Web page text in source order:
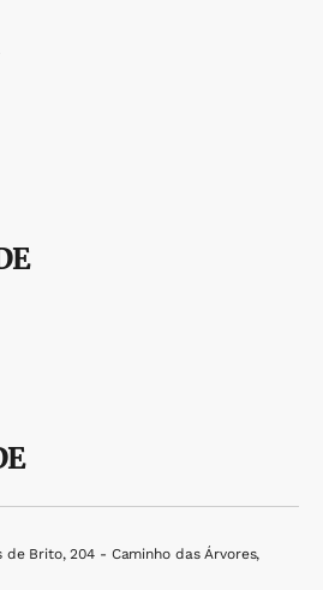
de Brito, 204 - Caminho das Árvores,